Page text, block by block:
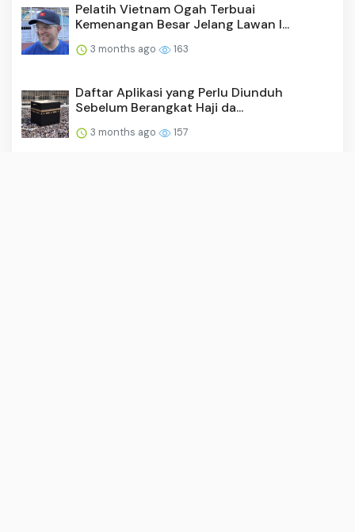
Pelatih Vietnam Ogah Terbuai
Kemenangan Besar Jelang Lawan I...
3 months ago 163
Daftar Aplikasi yang Perlu Diunduh
Sebelum Berangkat Haji da...
3 months ago 157